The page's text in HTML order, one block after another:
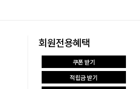
회원전용혜택
쿠폰 받기
적립금 받기